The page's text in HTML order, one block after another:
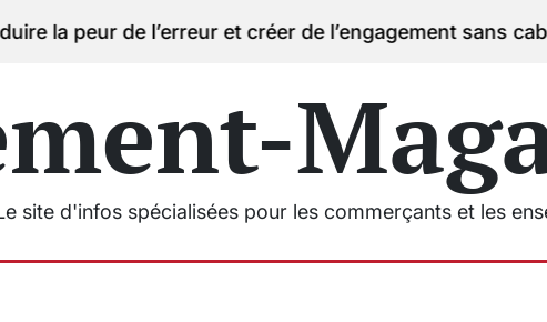
et créer de l’engagement sans cabine saturée.on
07/
site d'infos spécialisées pour les commerçants et les